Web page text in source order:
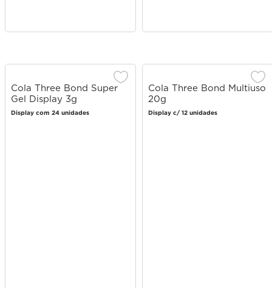
Cola Three Bond Super
Gel Display 3g
Display com 24 unidades
Cola Three Bond Multiuso
20g
Display c/ 12 unidades